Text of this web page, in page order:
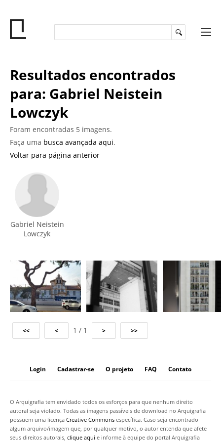
Resultados encontrados
para: Gabriel Neistein
Lowczyk
Foram encontradas 5 imagens.
Faça uma busca avançada aqui.
Voltar para página anterior
Gabriel Neistein
Lowczyk
1 / 1
Login Cadastrar-se O projeto FAQ Contato
O Arquigrafia tem envidado todos os esforços para que nenhum direito
autoral seja violado. Todas as imagens passíveis de download no Arquigrafia
possuem uma licença Creative Commons específica. Caso seja encontrado
algum arquivo/imagem que, por qualquer motivo, o autor entenda que afete
seus direitos autorais, clique aqui e informe à equipe do portal Arquigrafia